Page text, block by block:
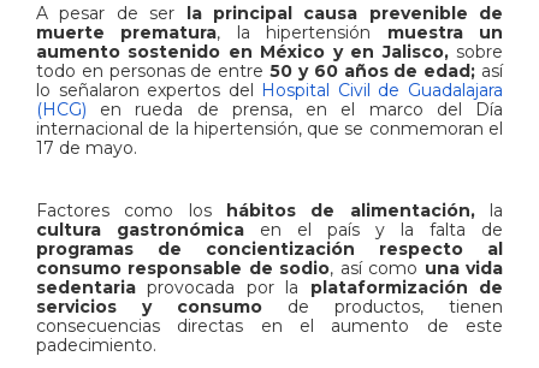
A pesar de ser la principal causa prevenible de
muerte prematura, la hipertensión muestra un
aumento sostenido en México y en Jalisco, sobre
todo en personas de entre50 y 60 años de edad; así
lo señalaron expertos del Hospital Civil de Guadalajara
(HCG) en rueda de prensa, en el marco del Día
internacional de la hipertensión, que se conmemoran el
17 de mayo.
Factores como loshábitos de alimentación,la
cultura gastronómica en el país y la falta de
programas de concientización respecto al
consumo responsable de sodio, así como una vida
sedentaria provocada por la plataformización de
servicios y consumo de productos, tienen
consecuencias directas en el aumento de este
padecimiento.